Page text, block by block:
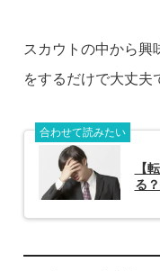
スカウトの中から興
をするだけで大丈夫
合わせて読みたい
【
る